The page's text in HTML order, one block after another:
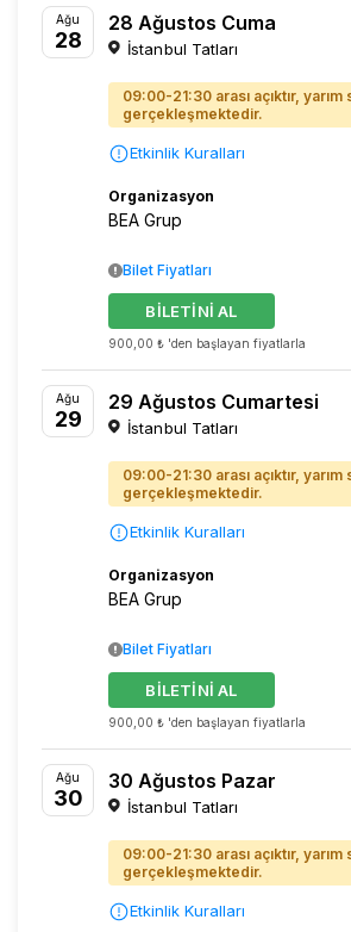
Ağu
28
28 Ağustos Cuma
İstanbul Tatları
09:00-21:30 arası açıktır,
gerçekleşmektedir.
Etkinlik Kuralları
Organizasyon
BEA Grup
900,00 ₺ 'den başlayan fiyatlarla
BİLETİNİ AL
Bilet Fiyatları
Ağu
29
29 Ağustos Cumartesi
İstanbul Tatları
09:00-21:30 arası açıktır,
gerçekleşmektedir.
Etkinlik Kuralları
Organizasyon
BEA Grup
900,00 ₺ 'den başlayan fiyatlarla
BİLETİNİ AL
Bilet Fiyatları
Ağu
30
30 Ağustos Pazar
İstanbul Tatları
09:00-21:30 arası açıktır,
gerçekleşmektedir.
Etkinlik Kuralları